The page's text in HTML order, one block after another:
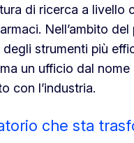
di ricerca a
Nell’ambito
degli strumenti più
un ufficio dal
con l’industria.
che sta